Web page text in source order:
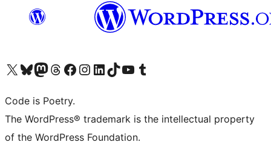
Visit our X (formerly Twitter) account
Visit our Bluesky account
Visit our Mastodon account
Visit our Threads account
Visit our Facebook page
Visit our Instagram account
Visit our LinkedIn account
Visit our TikTok account
Visit our YouTube channel
Visit our Tumblr account
Code is Poetry.
The WordPress® trademark is the intellectual property
of the WordPress Foundation.